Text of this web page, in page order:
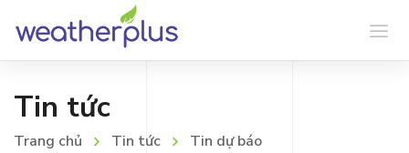
Tin tức
Trang chủ Tin tức Tin dự báo